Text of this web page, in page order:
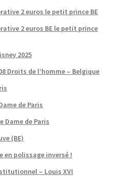
2 euros le petit prince BE
2 euros BE le petit prince
2025
Droits de l’homme – Belgique
de Paris
Dame de Paris
(BE)
en polissage inversé !
– Louis XVI